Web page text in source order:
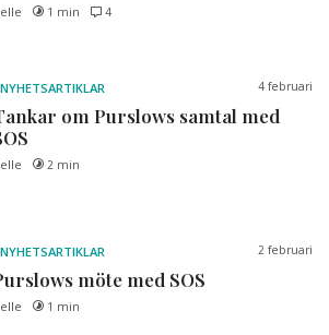
1 min 4
NYHETSARTIKLAR 4 februari
om Purslows samtal med
2 min
NYHETSARTIKLAR 2 februari
möte med SOS
1 min